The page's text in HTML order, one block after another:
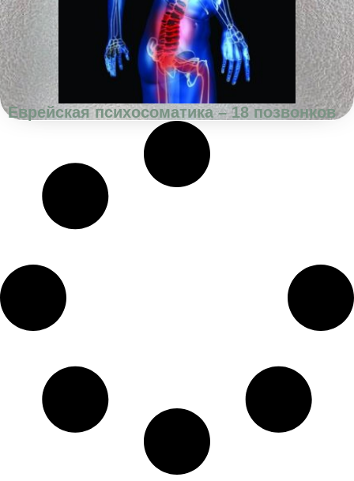
Еврейская психосоматика – 18 позвонков